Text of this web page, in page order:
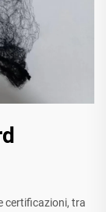
certificazioni, tra